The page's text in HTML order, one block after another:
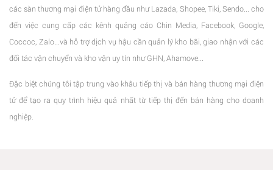
các sàn thương mại điện tử hàng đầu như Lazada, Shopee, Tiki, Sendo... cho
đến việc cung cấp các kênh quảng cáo Chin Media, Facebook, Google,
Coccoc, Zalo...và hỗ trợ dịch vụ hậu cần quản lý kho bãi, giao nhận với các
đối tác vận chuyển và kho vận uy tín như GHN, Ahamove...
Đặc biệt chúng tôi tập trung vào khâu tiếp thị và bán hàng thương mại điện
tử để tạo ra quy trình hiệu quả nhất từ tiếp thị đến bán hàng cho doanh
nghiệp.